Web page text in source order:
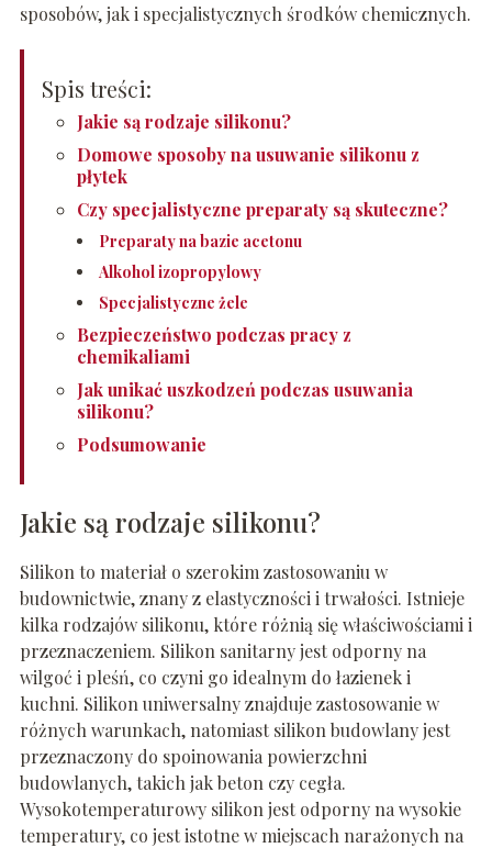
sposobów, jak i specjalistycznych środków chemicznych.
Spis treści:
Jakie są rodzaje silikonu?
Domowe sposoby na usuwanie silikonu z
płytek
Czy specjalistyczne preparaty są skuteczne?
Preparaty na bazie acetonu
Alkohol izopropylowy
Specjalistyczne żele
Bezpieczeństwo podczas pracy z
chemikaliami
Jak unikać uszkodzeń podczas usuwania
silikonu?
Podsumowanie
Jakie są rodzaje silikonu?
Silikon to materiał o szerokim zastosowaniu w
budownictwie, znany z elastyczności i trwałości. Istnieje
kilka rodzajów silikonu, które różnią się właściwościami i
przeznaczeniem. Silikon sanitarny jest odporny na
wilgoć i pleśń, co czyni go idealnym do łazienek i
kuchni. Silikon uniwersalny znajduje zastosowanie w
różnych warunkach, natomiast silikon budowlany jest
przeznaczony do spoinowania powierzchni
budowlanych, takich jak beton czy cegła.
Wysokotemperaturowy silikon jest odporny na wysokie
temperatury, co jest istotne w miejscach narażonych na